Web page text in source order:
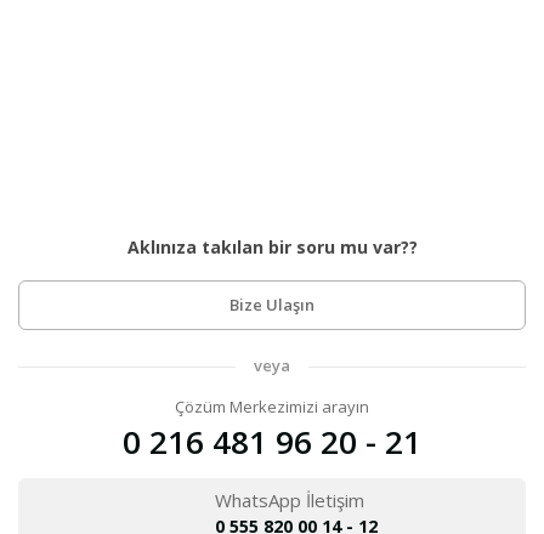
Aklınıza takılan bir soru mu var??
Bize Ulaşın
veya
Çözüm Merkezimizi arayın
0 216 481 96 20 - 21
WhatsApp İletişim
0 555 820 00 14 - 12